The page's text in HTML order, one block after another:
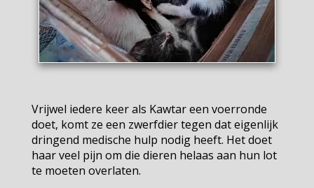
Vrijwel iedere keer als Kawtar een voerronde
doet, komt ze een zwerfdier tegen dat eigenlijk
dringend medische hulp nodig heeft. Het doet
haar veel pijn om die dieren helaas aan hun lot
te moeten overlaten.